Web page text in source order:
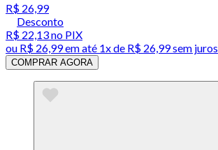
R$ 26,99
Desconto
R$ 22,13no PIX
ou R$ 26,99em até 1x de R$ 26,99sem juros
COMPRAR AGORA